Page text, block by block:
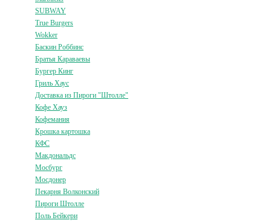
SUBWAY
True Burgers
Wokker
Баскин Роббинс
Братья Караваевы
Бургер Кинг
Гриль Хаус
Доставка из Пироги "Штолле"
Кофе Хауз
Кофемания
Крошка картошка
КФС
Макдональдс
Мосбург
Мосдонер
Пекарня Волконский
Пироги Штолле
Поль Бейкери